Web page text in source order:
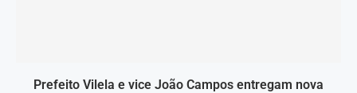
Prefeito Vilela e vice João Campos entregam nova